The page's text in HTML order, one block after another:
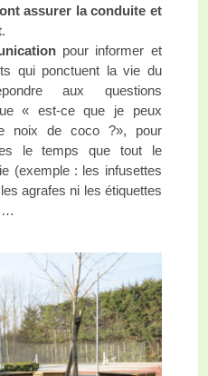
assurer la conduite et
.
pour informer et
qui ponctuent la vie du
aux questions
« est-ce que je peux
noix de coco ?», pour
le temps que tout le
(exemple : les infusettes
agrafes ni les étiquettes